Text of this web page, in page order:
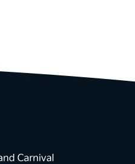
Carnival